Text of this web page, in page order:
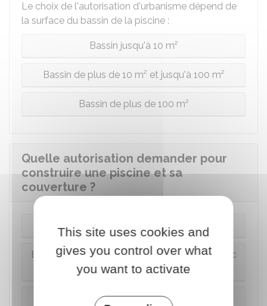
Le choix de l'autorisation d'urbanisme dépend de
la surface du bassin de la piscine :
Bassin jusqu'à 10 m²
Bassin de plus de 10 m² et jusqu'à 100 m²
Bassin de plus de 100 m²
Quelle autorisation demander pour
construire une piscine et sa
couverture ?
Bassin jusqu'à 10 m² avec couverture
Bassin de plus de 10 m² et jusqu'à 100 m² avec
couverture
Bassin de plus de 100 m² avec couverture
This site uses cookies and
gives you control over what
you want to activate